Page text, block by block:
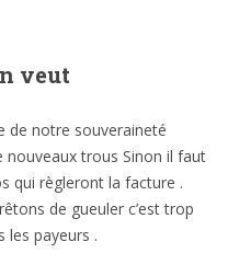
veut
de notre souveraineté
trous Sinon il faut
qui règleront la facture .
de gueuler c’est trop
les payeurs .